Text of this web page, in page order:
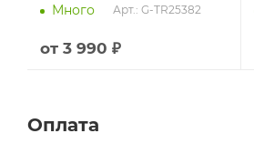
Много
Арт.: G-TR25382
от 3 990 ₽
Оплата